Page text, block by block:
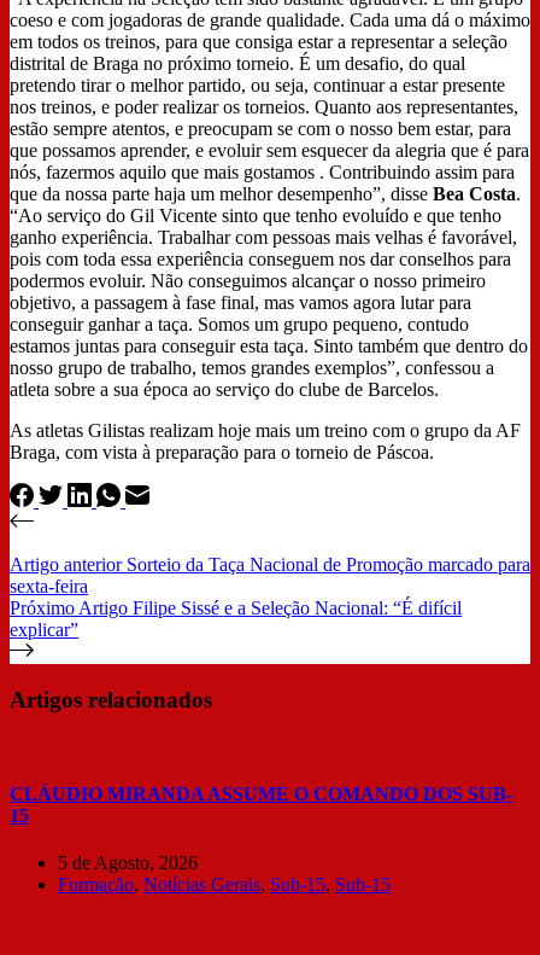
coeso e com jogadoras de grande qualidade. Cada uma dá o máximo
em todos os treinos, para que consiga estar a representar a seleção
distrital de Braga no próximo torneio. É um desafio, do qual
pretendo tirar o melhor partido, ou seja, continuar a estar presente
nos treinos, e poder realizar os torneios. Quanto aos representantes,
estão sempre atentos, e preocupam se com o nosso bem estar, para
que possamos aprender, e evoluir sem esquecer da alegria que é para
nós, fazermos aquilo que mais gostamos . Contribuindo assim para
que da nossa parte haja um melhor desempenho”, disse Bea Costa.
“Ao serviço do Gil Vicente sinto que tenho evoluído e que tenho
ganho experiência. Trabalhar com pessoas mais velhas é favorável,
pois com toda essa experiência conseguem nos dar conselhos para
podermos evoluir. Não conseguimos alcançar o nosso primeiro
objetivo, a passagem à fase final, mas vamos agora lutar para
conseguir ganhar a taça. Somos um grupo pequeno, contudo
estamos juntas para conseguir esta taça. Sinto também que dentro do
nosso grupo de trabalho, temos grandes exemplos”, confessou a
atleta sobre a sua época ao serviço do clube de Barcelos.
As atletas Gilistas realizam hoje mais um treino com o grupo da AF
Braga, com vista à preparação para o torneio de Páscoa.
Artigo anterior Sorteio da Taça Nacional de Promoção marcado para
sexta-feira
Próximo Artigo Filipe Sissé e a Seleção Nacional: “É difícil
explicar”
Artigos relacionados
CLÁUDIO MIRANDA ASSUME O COMANDO DOS SUB-
15
5 de Agosto, 2026
Formação, Notícias Gerais, Sub-15, Sub-15